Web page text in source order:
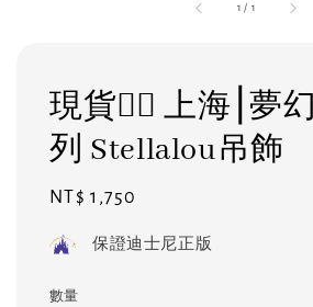
1 / 1
現貨❤️‍🔥 上海⎮夢
列 Stellalou吊飾
Regular
NT$ 1,750
保證迪士尼正版
數量